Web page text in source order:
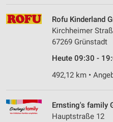
Rofu Kinderland
Kirchheimer
67269 Grünstadt
Heute 09:30 -
492,12 km •
Ernsting's family
Hauptstraße 12